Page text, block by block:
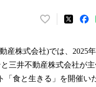
い
！
数
を
株式会社)では、2025年
三井不動産株式会社が
食と生きる」を開催い